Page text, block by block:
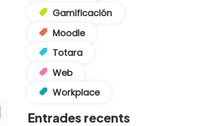
Gamificación
Moodle
Totara
Web
Workplace
Entrades recents